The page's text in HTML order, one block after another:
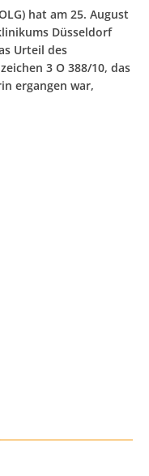
hat am 25. August
Düsseldorf
Urteil des
3 O 388/10, das
ergangen war,